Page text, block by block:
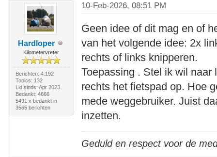
Hardloper
Kilometervreter
Berichten: 4.192
Topics: 132
Lid sinds: Apr 2023
Bedankt: 4666
5491 x bedankt in
3565 berichten
10-Feb-2026, 08:51 PM
Geen idee of dit mag en of
van het volgende idee: 2x
rechts of links knipperen.
Toepassing . Stel ik wil
rechts het fietspad op. Hoe
mede weggebruiker. Juist
inzetten.
Geduld en respect voor de